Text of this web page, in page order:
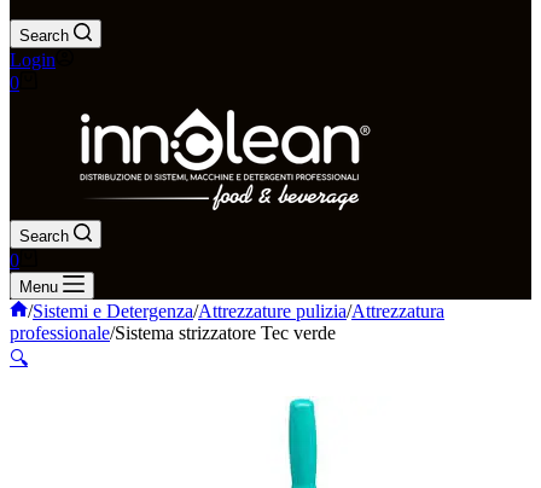
Search
Login
Carrello
0
Search
Carrello
0
Menu
Home
/Sistemi e Detergenza/Attrezzature pulizia/Attrezzatura
professionale/Sistema strizzatore Tec verde
🔍